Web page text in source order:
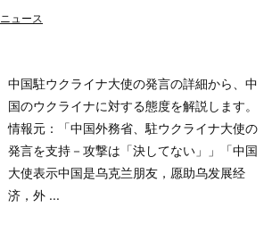
ニュース
中国駐ウクライナ大使の発言の詳細から、中
国のウクライナに対する態度を解説します。
情報元：
「中国外務省、駐ウクライナ大使の
発言を支持－攻撃は「決してない」」
「中国
大使表示中国是乌克兰朋友，愿助乌发展经
济，外 ...